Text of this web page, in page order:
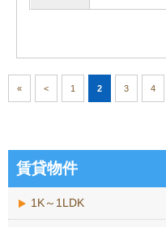
« < 1 2 3 4
賃貸物件
1K～1LDK